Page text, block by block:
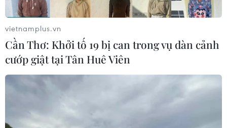
vietnamplus.vn
Cần Thơ: Khởi tố 19 bị can trong vụ dàn cảnh
cướp giật tại Tân Huê Viên